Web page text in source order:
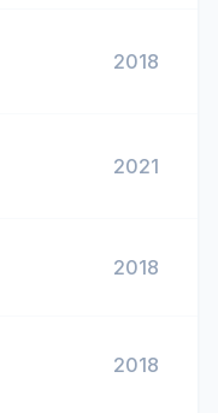
2018
2021
2018
2018